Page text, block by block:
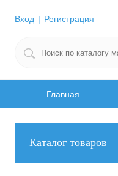
Вход Регистрация
Главная
Каталог товаров